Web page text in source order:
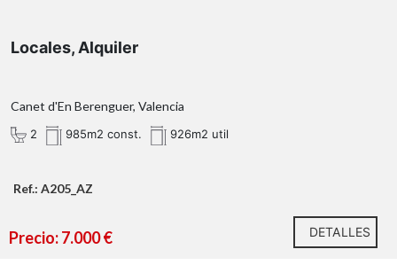
*¿Qué te ofrecemos en nuestra agencia?
Locales, Alquiler
Canet d'En Berenguer, Valencia
2 985m2 const. 926m2 util
Ref.: A205_AZ
Precio: 7.000 € DETALLES